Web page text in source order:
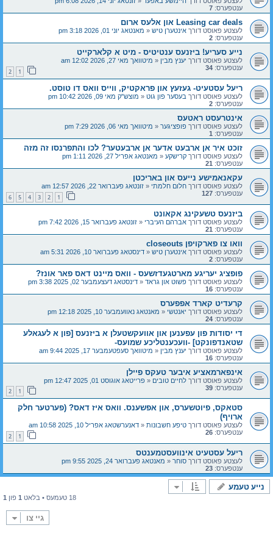
ענטפערס: 7
Leasing car deals און אלעס ארום
לעצטע פאוסט דורך אינטערן טיש « מאנטאג יוני 01, 2026 3:18 pm
ענטפערס: 2
נייע סעריע! ביזנעס ענטיטיס - מיט א קלארקייט
לעצטע פאוסט דורך יענץ מבין « מיטוואך מאי 27, 2026 12:02 am
ענטפערס: 34
1
2
ריעל עסטעיט- געזעץ און פראקטיק, ווייס וואס דו טוסט.
לעצטע פאוסט דורך בעסער פון גוט « מוצש"ק מאי 09, 2026 10:42 pm
ענטפערס: 2
אינטרעסט ראטעס
לעצטע פאוסט דורך פופציגער « מיטוואך מאי 06, 2026 7:29 pm
ענטפערס: 1
זוכט איר אן ארבעט אדער אן ארבעטער? לכו והתפרנסו זה מזה
לעצטע פאוסט דורך קרישקע « מאנטאג אפריל 27, 2026 1:11 pm
ענטפערס: 21
עקאנאמישע נייעס און באריכטן
לעצטע פאוסט דורך חלום חלמתי « זונטאג פעברואר 22, 2026 12:57 am
ענטפערס: 127
1
2
3
4
5
6
ביזנעס טשעקינג אקאונט
לעצטע פאוסט דורך אברהם העיברי « זונטאג פעברואר 15, 2026 7:42 pm
ענטפערס: 21
וואו צו פארקויפן closeouts
לעצטע פאוסט דורך אינטערן טיש « דינסטאג פעברואר 10, 2026 5:31 am
ענטפערס: 2
פופציג יעריגע מארטגעדזשעס - וואס מיינט דאס פאר אונז?
לעצטע פאוסט דורך פשוט און גראד « דינסטאג דעצעמבער 02, 2025 3:38 pm
ענטפערס: 16
קרעדיט קארד אפפערס
לעצטע פאוסט דורך יאנטשי « מאנטאג נאוועמבער 10, 2025 12:18 pm
ענטפערס: 24
די יסודות פון עפענען און אוועקשטעלן א ביזנעס [פון א לעגאלע
שטאנדפונקט] -וועכענטליכע שמועס-
לעצטע פאוסט דורך יענץ מבין « מיטוואך סעפטעמבער 17, 2025 9:44 am
ענטפערס: 16
אינפארמאציע איבער טעקס פיילן
לעצטע פאוסט דורך לחיים טובים « פרייטאג אוגוסט 01, 2025 12:47 pm
ענטפערס: 39
1
2
סטאקס, פיוטשערס, און אפשענס. וואס איז דאס? (פערטער חלק
ארויף)
לעצטע פאוסט דורך טיפע חשבונות « דאנערשטאג אפריל 10, 2025 10:58 am
ענטפערס: 26
1
2
ריעל עסטעיט אינוועסטמענטס
לעצטע פאוסט דורך סוחר « מאנטאג פעברואר 24, 2025 9:55 pm
ענטפערס: 23
נייע טעמע
18 טעמעס • בלאט 1 פון 1
גיי צו